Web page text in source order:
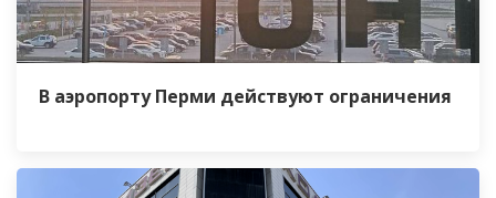
В аэропорту Перми действуют ограничения